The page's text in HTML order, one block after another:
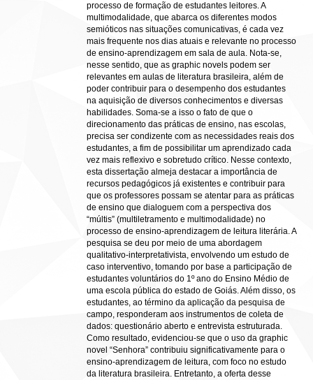
processo de formação de estudantes leitores. A
multimodalidade, que abarca os diferentes modos
semióticos nas situações comunicativas, é cada vez
mais frequente nos dias atuais e relevante no processo
de ensino-aprendizagem em sala de aula. Nota-se,
nesse sentido, que as graphic novels podem ser
relevantes em aulas de literatura brasileira, além de
poder contribuir para o desempenho dos estudantes
na aquisição de diversos conhecimentos e diversas
habilidades. Soma-se a isso o fato de que o
direcionamento das práticas de ensino, nas escolas,
precisa ser condizente com as necessidades reais dos
estudantes, a fim de possibilitar um aprendizado cada
vez mais reflexivo e sobretudo crítico. Nesse contexto,
esta dissertação almeja destacar a importância de
recursos pedagógicos já existentes e contribuir para
que os professores possam se atentar para as práticas
de ensino que dialoguem com a perspectiva dos
“múltis” (multiletramento e multimodalidade) no
processo de ensino-aprendizagem de leitura literária. A
pesquisa se deu por meio de uma abordagem
qualitativo-interpretativista, envolvendo um estudo de
caso interventivo, tomando por base a participação de
estudantes voluntários do 1º ano do Ensino Médio de
uma escola pública do estado de Goiás. Além disso, os
estudantes, ao término da aplicação da pesquisa de
campo, responderam aos instrumentos de coleta de
dados: questionário aberto e entrevista estruturada.
Como resultado, evidenciou-se que o uso da graphic
novel “Senhora” contribuiu significativamente para o
ensino-aprendizagem de leitura, com foco no estudo
da literatura brasileira. Entretanto, a oferta desse